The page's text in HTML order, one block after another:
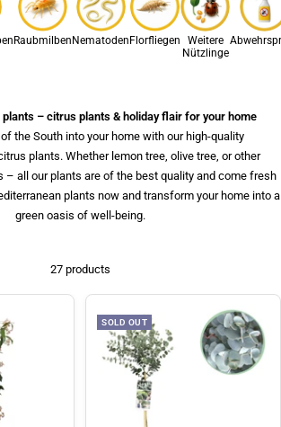
Raubmilben Nematoden Florfliegen
Weitere
Nützlinge
– citrus plants & holiday flair for your home
the South into your home with our high-quality
plants. Whether lemon tree, olive tree, or other
– all our plants are of the best quality and come fresh
plants now and transform your home into a
green oasis of well-being.
27 products
SOLD OUT